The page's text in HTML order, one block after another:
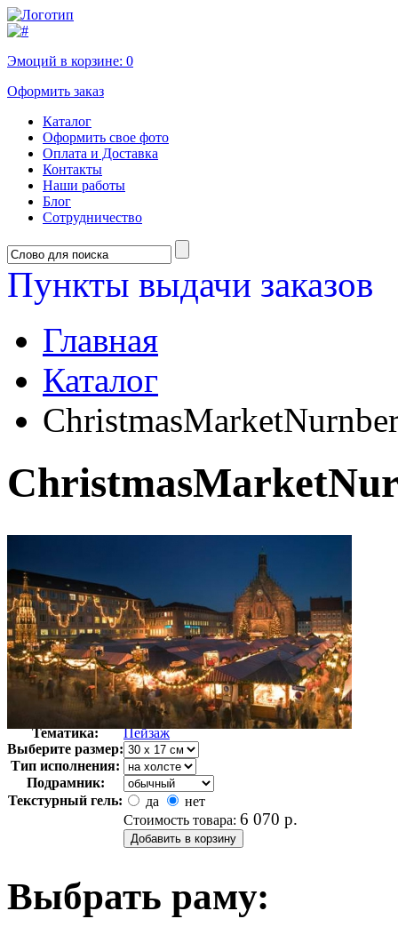
Эмоций в корзине: 0
Оформить заказ
Каталог
Оформить свое фото
Оплата и Доставка
Контакты
Наши работы
Блог
Сотрудничество
Пункты выдачи заказов
Главная
Каталог
Автор:
Неизвестно
Арт-стиль
Фотография
Тематика:
Пейзаж
Выберите размер:
Тип исполнения:
Подрамник:
Текстурный гель:
да
нет
Стоимость товара: 6 070 р.
Выбрать раму: